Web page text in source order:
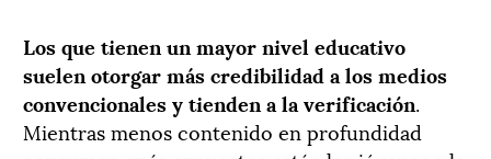
Los que tienen un mayor nivel educativo
suelen otorgar más credibilidad a los medios
convencionales y tienden a la verificación.
Mientras menos contenido en profundidad